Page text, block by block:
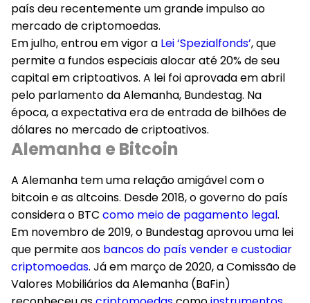
país deu recentemente um grande impulso ao
mercado de criptomoedas.
Em julho, entrou em vigor a Lei ‘Spezialfonds’, que
permite a fundos especiais alocar até 20% de seu
capital em criptoativos. A lei foi aprovada em abril
pelo parlamento da Alemanha, Bundestag. Na
época, a expectativa era de entrada de bilhões de
dólares no mercado de criptoativos.
Alemanha e Bitcoin
A Alemanha tem uma relação amigável com o
bitcoin e as altcoins. Desde 2018, o governo do país
considera o BTC como meio de pagamento legal.
Em novembro de 2019, o Bundestag aprovou uma lei
que permite aos bancos do país vender e custodiar
criptomoedas. Já em março de 2020, a Comissão de
Valores Mobiliários da Alemanha (BaFin)